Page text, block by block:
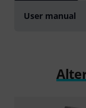
User manual